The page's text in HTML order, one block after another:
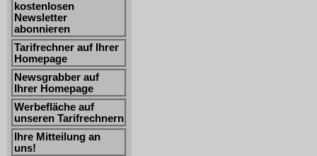
kostenlosen
Newsletter
abonnieren
Tarifrechner auf Ihrer
Homepage
Newsgrabber auf
Ihrer Homepage
Werbefläche auf
unseren Tarifrechnern
Ihre Mitteilung an
uns!